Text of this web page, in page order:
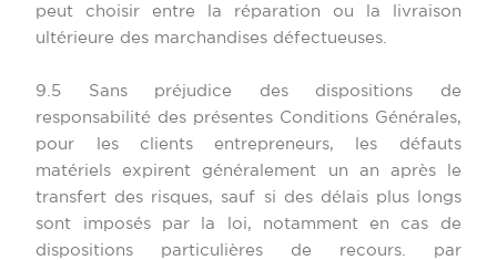
peut choisir entre la réparation ou la livraison
ultérieure des marchandises défectueuses.
9.5 Sans préjudice des dispositions de
responsabilité des présentes Conditions Générales,
pour les clients entrepreneurs, les défauts
matériels expirent généralement un an après le
transfert des risques, sauf si des délais plus longs
sont imposés par la loi, notamment en cas de
dispositions particulières de recours. par